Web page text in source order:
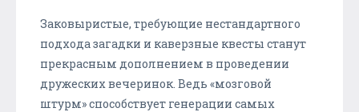
Заковыристые, требующие нестандартного
подхода загадки и каверзные квесты станут
прекрасным дополнением в проведении
дружеских вечеринок. Ведь «мозговой
штурм» способствует генерации самых